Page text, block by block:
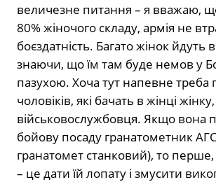
величезне питання – я вважаю,
80% жіночого складу, армія не
боєздатність. Багато жінок йдуть
знаючи, що їм там буде немов у
пазухою. Хоча тут напевне треба
чоловіків, які бачать в жінці
військовослужбовця. Якщо вона
бойову посаду гранатометник
гранатомет станковий), то
– це дати їй лопату і змусити